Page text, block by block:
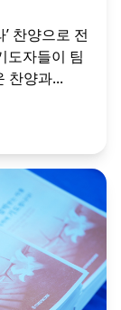
찬양으로 전
도자들이 팀
찬양과...